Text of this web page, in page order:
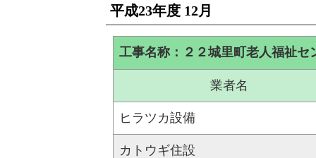
平成23年度 12月
工事名称：２２城里町老人福祉セ
業者名
ヒラツカ設備
カトウギ住設